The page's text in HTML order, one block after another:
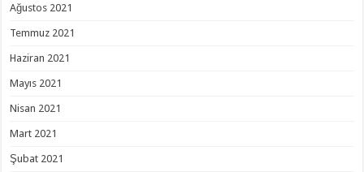
Ağustos 2021
Temmuz 2021
Haziran 2021
Mayıs 2021
Nisan 2021
Mart 2021
Şubat 2021